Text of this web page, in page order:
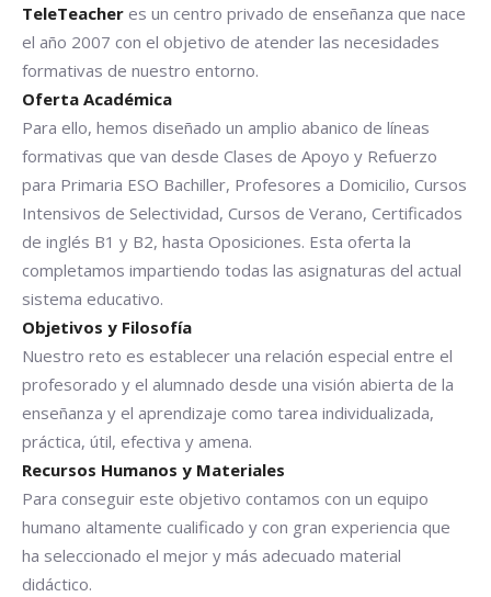
TeleTeacher es un centro privado de enseñanza que nace
el año 2007 con el objetivo de atender las necesidades
formativas de nuestro entorno.
Oferta Académica
Para ello, hemos diseñado un amplio abanico de líneas
formativas que van desde Clases de Apoyo y Refuerzo
para Primaria ESO Bachiller, Profesores a Domicilio, Cursos
Intensivos de Selectividad, Cursos de Verano, Certificados
de inglés B1 y B2, hasta Oposiciones. Esta oferta la
completamos impartiendo todas las asignaturas del actual
sistema educativo.
Objetivos y Filosofía
Nuestro reto es establecer una relación especial entre el
profesorado y el alumnado desde una visión abierta de la
enseñanza y el aprendizaje como tarea individualizada,
práctica, útil, efectiva y amena.
Recursos Humanos y Materiales
Para conseguir este objetivo contamos con un equipo
humano altamente cualificado y con gran experiencia que
ha seleccionado el mejor y más adecuado material
didáctico.